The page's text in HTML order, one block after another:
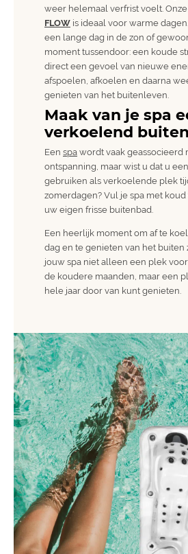
weer helemaal verfrist voelt. Onze
FLOW is ideaal voor warme
een lange dag in de zon of
moment tussendoor: een koude
direct een gevoel van nieuwe
afspoelen, afkoelen en daarna
genieten van het buitenleven.
Maak van je spa
verkoelend
Een spa wordt vaak geassocieerd
ontspanning, maar wist u dat u
gebruiken als verkoelende plek
zomerdagen? Vul je spa met
uw eigen frisse buitenbad.
Een heerlijk moment om af te
dag en te genieten van het buiten
jouw spa niet alleen een plek
de koudere maanden, maar een
hele jaar door van kunt genieten.